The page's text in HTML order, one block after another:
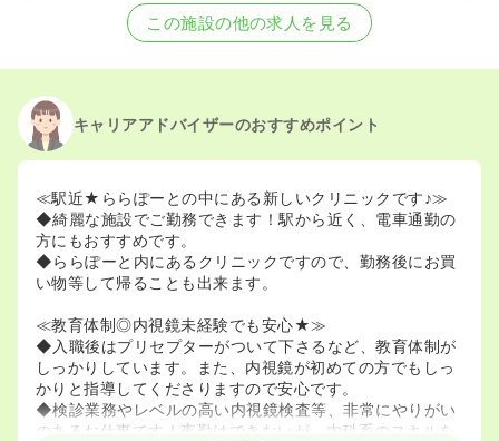
この施設の他の求人を見る
キャリアアドバイザーのおすすめポイント
≪駅近★ららぽーとの中にある新しいクリニックです♪≫
◆綺麗な施設でご勤務できます！駅から近く、電車通勤の
方にもおすすめです。
◆ららぽーと内にあるクリニックですので、勤務後にお買
い物等して帰ることも出来ます。
≪教育体制◎内視鏡未経験でも安心★≫
◆入職後はプリセプターがついて下さるなど、教育体制が
しっかりしています。また、内視鏡が初めての方でもしっ
かりと指導してくださりますので安心です。
◆検診業務やレベルの高い内視鏡検査等、非常にやりがい
のあるお仕事です！夜勤はできないが、内科系のスキルを